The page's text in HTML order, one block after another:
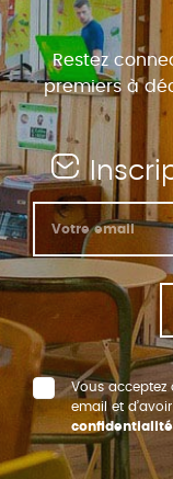
Restez
premiers à
Vous acceptez
email et
confidentialité